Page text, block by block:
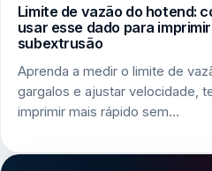
Limite de vazão do hotend:
usar esse dado para
subextrusão
Aprenda a medir o limite de
gargalos e ajustar velocidade,
imprimir mais rápido sem…